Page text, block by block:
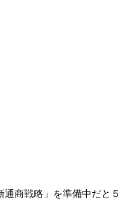
商戦略」を準備中だと５